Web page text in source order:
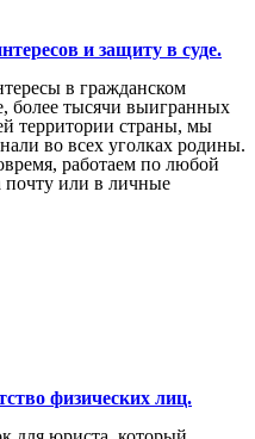
и защиту в суде.
в гражданском
более тысячи выигранных
территории страны, мы
во всех уголках родины.
работаем по любой
почту или в личные
физических лиц.